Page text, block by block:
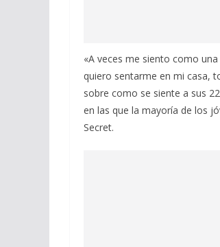
«A veces me siento como
quiero sentarme en mi casa,
sobre como se siente a sus
en las que la mayoría de los
Secret.